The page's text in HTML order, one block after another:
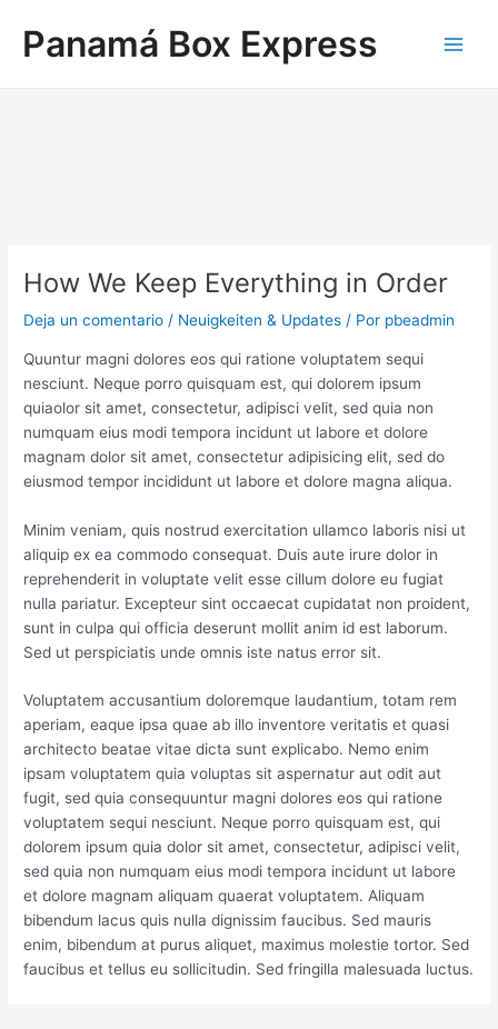
contenido
Panamá Box Express
How We Keep Everything in Order
Deja un comentario / Neuigkeiten & Updates / Por pbeadmin
Quuntur magni dolores eos qui ratione voluptatem sequi
nesciunt. Neque porro quisquam est, qui dolorem ipsum
quiaolor sit amet, consectetur, adipisci velit, sed quia non
numquam eius modi tempora incidunt ut labore et dolore
magnam dolor sit amet, consectetur adipisicing elit, sed do
eiusmod tempor incididunt ut labore et dolore magna aliqua.
Minim veniam, quis nostrud exercitation ullamco laboris nisi ut
aliquip ex ea commodo consequat. Duis aute irure dolor in
reprehenderit in voluptate velit esse cillum dolore eu fugiat
nulla pariatur. Excepteur sint occaecat cupidatat non proident,
sunt in culpa qui officia deserunt mollit anim id est laborum.
Sed ut perspiciatis unde omnis iste natus error sit.
Voluptatem accusantium doloremque laudantium, totam rem
aperiam, eaque ipsa quae ab illo inventore veritatis et quasi
architecto beatae vitae dicta sunt explicabo. Nemo enim
ipsam voluptatem quia voluptas sit aspernatur aut odit aut
fugit, sed quia consequuntur magni dolores eos qui ratione
voluptatem sequi nesciunt. Neque porro quisquam est, qui
dolorem ipsum quia dolor sit amet, consectetur, adipisci velit,
sed quia non numquam eius modi tempora incidunt ut labore
et dolore magnam aliquam quaerat voluptatem. Aliquam
bibendum lacus quis nulla dignissim faucibus. Sed mauris
enim, bibendum at purus aliquet, maximus molestie tortor. Sed
faucibus et tellus eu sollicitudin. Sed fringilla malesuada luctus.
de
entradas